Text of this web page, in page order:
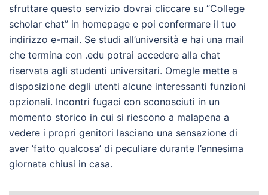
sfruttare questo servizio dovrai cliccare su “College
scholar chat” in homepage e poi confermare il tuo
indirizzo e-mail. Se studi all’università e hai una mail
che termina con .edu potrai accedere alla chat
riservata agli studenti universitari. Omegle mette a
disposizione degli utenti alcune interessanti funzioni
opzionali. Incontri fugaci con sconosciuti in un
momento storico in cui si riescono a malapena a
vedere i propri genitori lasciano una sensazione di
aver ‘fatto qualcosa’ di peculiare durante l’ennesima
giornata chiusi in casa.